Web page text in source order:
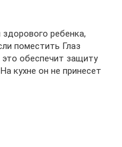
ребенка,
поместить Глаз
обеспечит защиту
кухне он не принесет